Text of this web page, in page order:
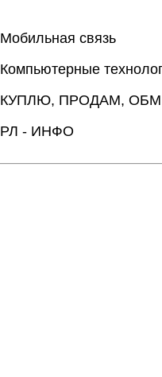
Мобильная связь
Компьютерные
КУПЛЮ, ПРОДАМ,
РЛ - ИНФО